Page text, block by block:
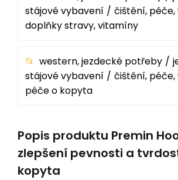
stájové vybavení
čištění,
doplňky stravy, vitamíny
western, jezdecké potřeby
stájové vybavení
čištění,
péče o kopyta
Popis produktu Premin
zlepšení pevnosti a
kopyta